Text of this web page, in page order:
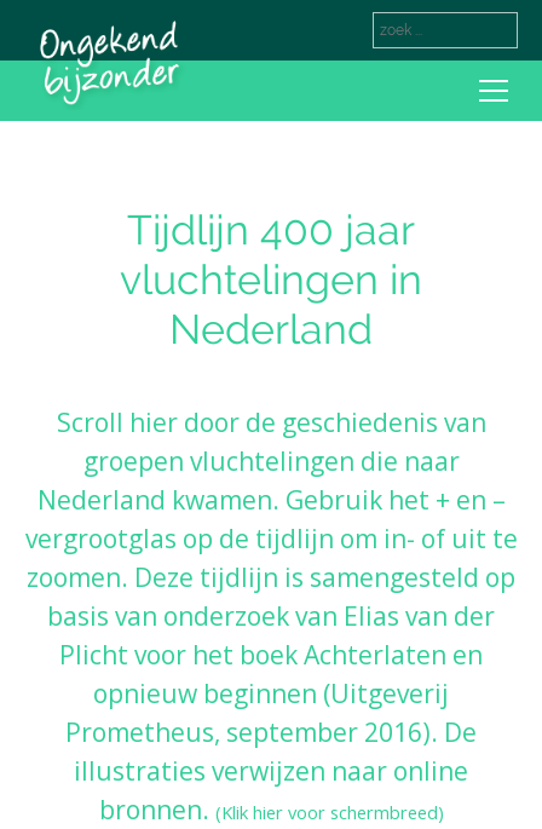
Tijdlijn 400 jaar
vluchtelingen in
Nederland
Scroll hier door de geschiedenis van
groepen vluchtelingen die naar
Nederland kwamen. Gebruik het + en –
vergrootglas op de tijdlijn om in- of uit te
zoomen. Deze tijdlijn is samengesteld op
basis van onderzoek van Elias van der
Plicht voor het boekAchterlaten en
opnieuw beginnen (Uitgeverij
Prometheus, september 2016). De
illustraties verwijzen naar online
bronnen. (Klik hier voor schermbreed)